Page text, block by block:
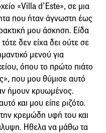
«Villa d’Este», σε μια
που ήταν άγνωστη έως
μου άσκηση. Είδα
δεν είχα δει ούτε σε
μενού για
όπου το πρώτο πιάτο
που μου θύμισε αυτό
ήμουν κρυωμένος.
και μου είπε ριζότο.
κρεμώδη υφή του και
Ηθελα να μάθω τα